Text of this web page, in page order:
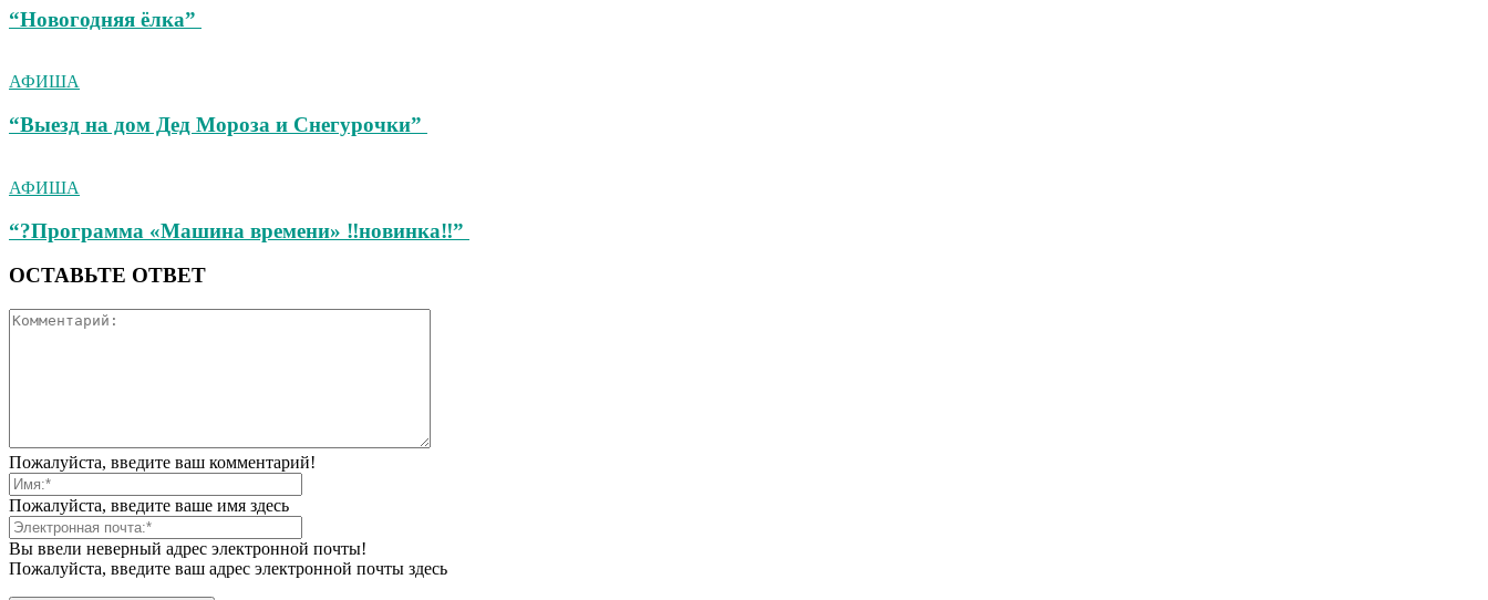
“Новогодняя ёлка”
АФИША
“Выезд на дом Дед Мороза и Снегурочки”
АФИША
“?Программа «Машина времени» ‼новинка‼”
ОСТАВЬТЕ ОТВЕТ
Пожалуйста, введите ваш комментарий!
Пожалуйста, введите ваше имя здесь
Вы ввели неверный адрес электронной почты!
Пожалуйста, введите ваш адрес электронной почты здесь